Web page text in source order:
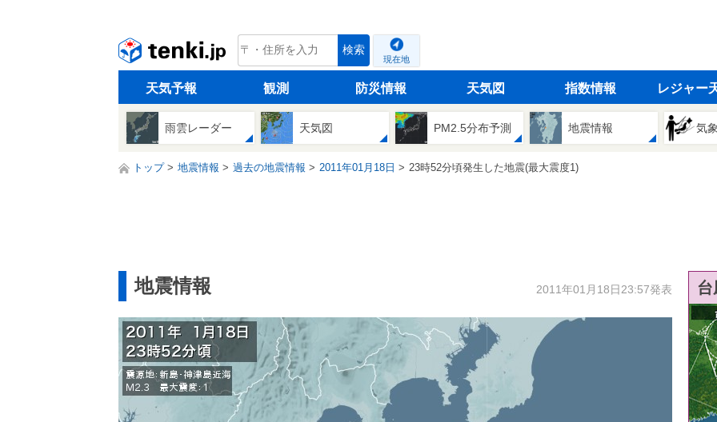
tenki.jp 検索
現在地
天気予報 観測 防災情報 天気図 指数情報 レジャー
雨雲レーダー 天気図 PM2.5分布予測 地震情報 気
トップ 地震情報 過去の地震情報 2011年01月18日 23時52分頃発生した地震(最大震度1)
地震情報 2011年01月18日23:57発表